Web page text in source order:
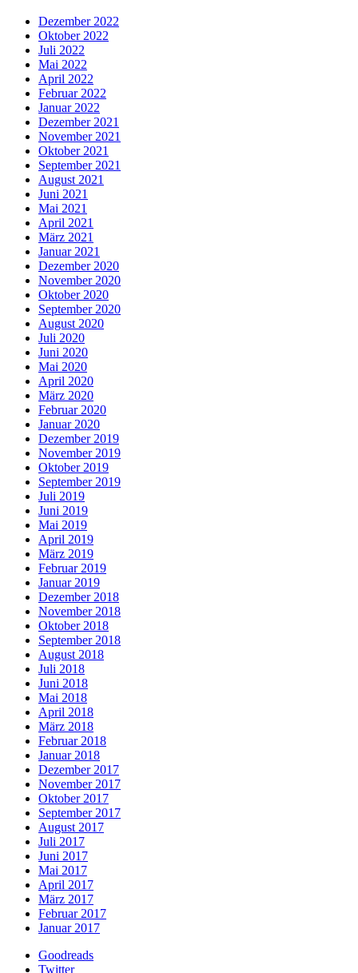
Dezember 2022
Oktober 2022
Juli 2022
Mai 2022
April 2022
Februar 2022
Januar 2022
Dezember 2021
November 2021
Oktober 2021
September 2021
August 2021
Juni 2021
Mai 2021
April 2021
März 2021
Januar 2021
Dezember 2020
November 2020
Oktober 2020
September 2020
August 2020
Juli 2020
Juni 2020
Mai 2020
April 2020
März 2020
Februar 2020
Januar 2020
Dezember 2019
November 2019
Oktober 2019
September 2019
Juli 2019
Juni 2019
Mai 2019
April 2019
März 2019
Februar 2019
Januar 2019
Dezember 2018
November 2018
Oktober 2018
September 2018
August 2018
Juli 2018
Juni 2018
Mai 2018
April 2018
März 2018
Februar 2018
Januar 2018
Dezember 2017
November 2017
Oktober 2017
September 2017
August 2017
Juli 2017
Juni 2017
Mai 2017
April 2017
März 2017
Februar 2017
Januar 2017
Goodreads
Twitter